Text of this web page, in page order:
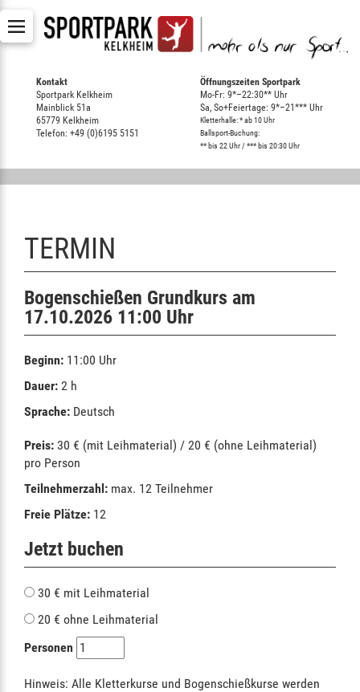
Kontakt
Sportpark Kelkheim
Mainblick 51a
65779 Kelkheim
Telefon: +49 (0)6195 5151
Öffnungszeiten Sportpark
Mo-Fr: 9*–22:30** Uhr
Sa, So+Feiertage: 9*–21*** Uhr
Kletterhalle: * ab 10 Uhr
Ballsport-Buchung:
** bis 22 Uhr / *** bis 20:30 Uhr
TERMIN
Bogenschießen Grundkurs am
17.10.2026 11:00 Uhr
Beginn: 11:00 Uhr
Dauer: 2 h
Sprache: Deutsch
Preis: 30 € (mit Leihmaterial) / 20 € (ohne Leihmaterial)
pro Person
Teilnehmerzahl: max. 12 Teilnehmer
Freie Plätze: 12
Jetzt buchen
30 € mit Leihmaterial
20 € ohne Leihmaterial
Personen
Hinweis: Alle Kletterkurse und Bogenschießkurse werden